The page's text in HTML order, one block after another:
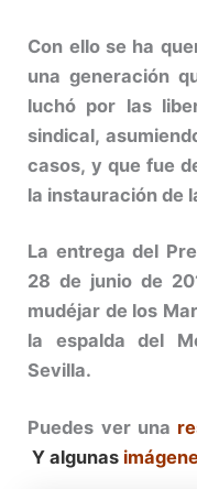
Con ello se ha
una generación
luchó por las
sindical,
casos, y que fue
la instauración de
La entrega del
28 de junio de
mudéjar de los
la espalda del
Sevilla.
Puedes ver una
Y algunas